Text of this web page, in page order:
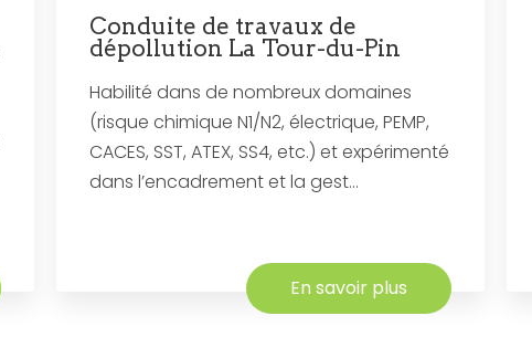
Conduite de travaux de
dépollution La Tour-du-Pin
Habilité dans de nombreux domaines
(risque chimique N1/N2, électrique, PEMP,
CACES, SST, ATEX, SS4, etc.) et expérimenté
dans l’encadrement et la gest...
En savoir plus